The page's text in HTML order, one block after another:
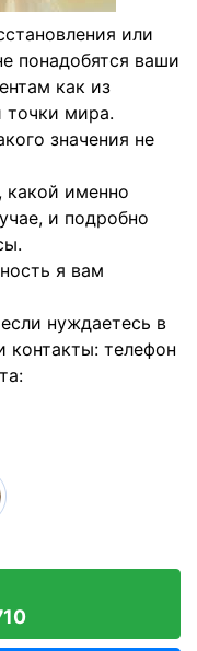
или
понадобятся ваши
как из
точки мира.
значения не
какой именно
и подробно
я вам
нуждаетесь в
телефон